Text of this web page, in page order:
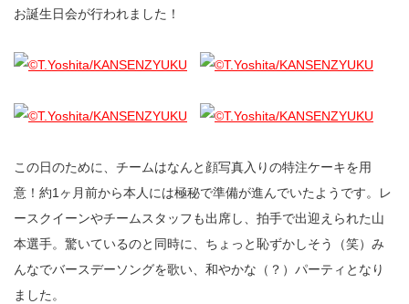
お誕生日会が行われました！
この日のために、チームはなんと顔写真入りの特注ケーキを用
意！約1ヶ月前から本人には極秘で準備が進んでいたようです。レ
ースクイーンやチームスタッフも出席し、拍手で出迎えられた山
本選手。驚いているのと同時に、ちょっと恥ずかしそう（笑）み
んなでバースデーソングを歌い、和やかな（？）パーティとなり
ました。